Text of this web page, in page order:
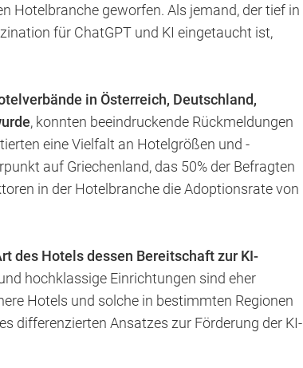
Hotelbranche geworfen. Als jemand, der tief in
für ChatGPT und KI eingetaucht ist,
in Österreich, Deutschland,
, konnten beeindruckende Rückmeldungen
eine Vielfalt an Hotelgrößen und -
auf Griechenland, das 50% der Befragten
in der Hotelbranche die Adoptionsrate von
des Hotels dessen Bereitschaft zur KI-
hochklassige Einrichtungen sind eher
Hotels und solche in bestimmten Regionen
differenzierten Ansatzes zur Förderung der KI-